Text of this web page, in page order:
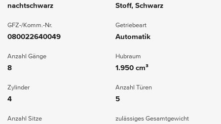
nachtschwarz Stoff, Schwarz
GFZ-/Komm.-Nr.
080022640049
Getriebeart
Automatik
Anzahl Gänge
8
Hubraum
1.950 cm³
Zylinder
4
Anzahl Türen
5
Anzahl Sitze zulässiges Gesamtgewicht